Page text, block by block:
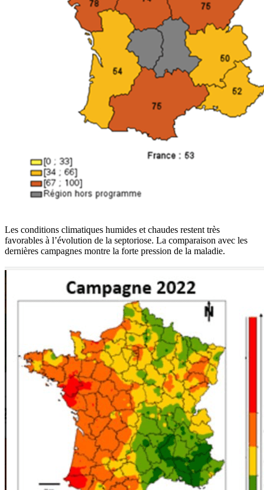
Les conditions climatiques humides et chaudes restent très
favorables à l’évolution de la septoriose. La comparaison avec les
dernières campagnes montre la forte pression de la maladie.